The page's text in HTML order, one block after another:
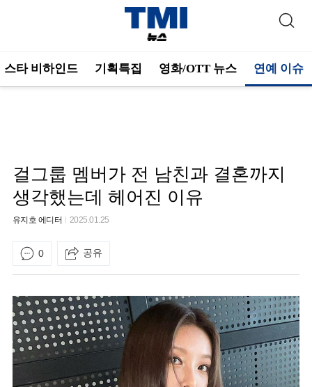
스타 비하인드 기획특집 영화/OTT 뉴스 연예 이슈
걸그룹 멤버가 전 남친과 결혼까지
생각했는데 헤어진 이유
유지호 에디터 2025.01.25
0 공유